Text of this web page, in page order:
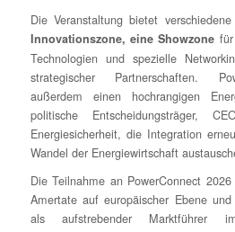
Die Veranstaltung bietet
Innovationszone, eine Showzone
Technologien und spezielle
strategischer Partnerschaften.
außerdem einen hochrangigen
politische Entscheidungsträger,
Energiesicherheit, die Integration
Wandel der Energiewirtschaft
Die Teilnahme an PowerConnect
Amertate auf europäischer Ebene
als aufstrebender Marktführer